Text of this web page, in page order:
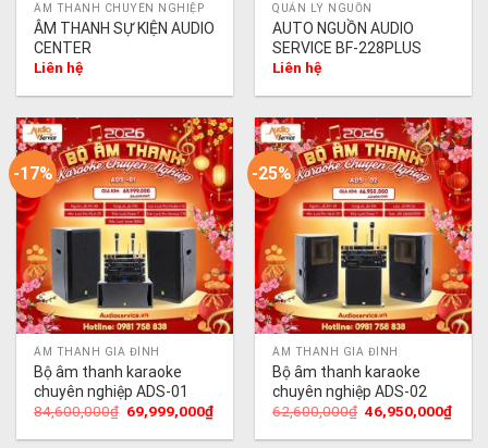
ÂM THANH CHUYÊN NGHIỆP
ÂM THANH SỰ KIỆN AUDIO
CENTER
Liên hệ
QUẢN LÝ NGUỒN
AUTO NGUỒN AUDIO
SERVICE BF-228PLUS
Liên hệ
-17%
ÂM THANH GIA ĐÌNH
Bộ âm thanh karaoke
chuyên nghiệp ADS-01
84,600,000₫ Giá
gốc
là:
69,999,000₫Giá
tại
-25%
ÂM THANH GIA ĐÌNH
Bộ âm thanh karaoke
chuyên nghiệp ADS-02
62,600,000₫ Giá
gốc
là:
46,950,000₫Giá
tại